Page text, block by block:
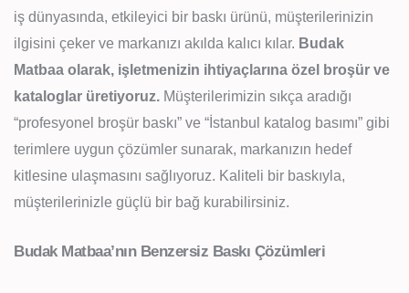
iş dünyasında, etkileyici bir baskı ürünü, müşterilerinizin
ilgisini çeker ve markanızı akılda kalıcı kılar. Budak
Matbaa olarak, işletmenizin ihtiyaçlarına özel broşür ve
kataloglar üretiyoruz. Müşterilerimizin sıkça aradığı
“profesyonel broşür baskı” ve “İstanbul katalog basımı” gibi
terimlere uygun çözümler sunarak, markanızın hedef
kitlesine ulaşmasını sağlıyoruz. Kaliteli bir baskıyla,
müşterilerinizle güçlü bir bağ kurabilirsiniz.
Budak Matbaa’nın Benzersiz Baskı Çözümleri